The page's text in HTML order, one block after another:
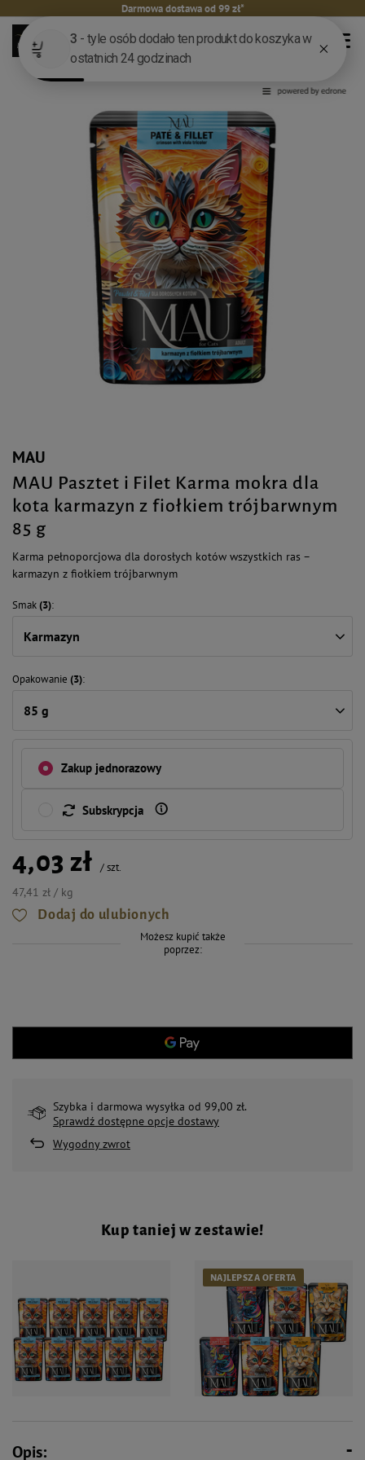
Darmowa dostawa od 99 zł*
MAU
MAU Pasztet i Filet Karma mokra dla
kota karmazyn z fiołkiem trójbarwnym
85 g
Karma pełnoporcjowa dla dorosłych kotów wszystkich ras –
karmazyn z fiołkiem trójbarwnym
Smak(3)
Karmazyn
Opakowanie (3)
85 g
Zakup jednorazowy
Subskrypcja
4,03 zł /szt.
47,41 zł / kg
Dodaj do ulubionych
Możesz kupić także
poprzez:
Szybka i darmowa wysyłka od 99,00 zł.
Sprawdź dostępne opcje dostawy
Wygodny zwrot
Kup taniej w zestawie!
NAJLEPSZA OFERTA
Opis: